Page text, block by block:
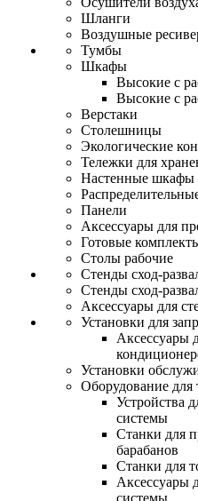
Шланги
Воздушные
Тумбы
Шкафы
Высокие с
Высокие с
Верстаки
Столешницы
Экологические
Тележки для
Настенные шкафы
Панели
Аксессуары для
Готовые
Столы рабочие
Стенды сход-
Стенды сход-
Аксессуары для
Установки для
Аксессуары
Установки
Оборудование для
Устройства
системы
Станки для
барабанов
Станки для
Аксессуары